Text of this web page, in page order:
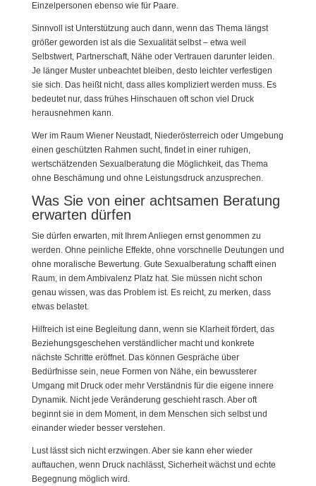
Einzelpersonen ebenso wie für Paare.
Sinnvoll ist Unterstützung auch dann, wenn das Thema längst
größer geworden ist als die Sexualität selbst – etwa weil
Selbstwert, Partnerschaft, Nähe oder Vertrauen darunter leiden.
Je länger Muster unbeachtet bleiben, desto leichter verfestigen
sie sich. Das heißt nicht, dass alles kompliziert werden muss. Es
bedeutet nur, dass frühes Hinschauen oft schon viel Druck
herausnehmen kann.
Wer im Raum Wiener Neustadt, Niederösterreich oder Umgebung
einen geschützten Rahmen sucht, findet in einer ruhigen,
wertschätzenden Sexualberatung die Möglichkeit, das Thema
ohne Beschämung und ohne Leistungsdruck anzusprechen.
Was Sie von einer achtsamen Beratung
erwarten dürfen
Sie dürfen erwarten, mit Ihrem Anliegen ernst genommen zu
werden. Ohne peinliche Effekte, ohne vorschnelle Deutungen und
ohne moralische Bewertung. Gute Sexualberatung schafft einen
Raum, in dem Ambivalenz Platz hat. Sie müssen nicht schon
genau wissen, was das Problem ist. Es reicht, zu merken, dass
etwas belastet.
Hilfreich ist eine Begleitung dann, wenn sie Klarheit fördert, das
Beziehungsgeschehen verständlicher macht und konkrete
nächste Schritte eröffnet. Das können Gespräche über
Bedürfnisse sein, neue Formen von Nähe, ein bewussterer
Umgang mit Druck oder mehr Verständnis für die eigene innere
Dynamik. Nicht jede Veränderung geschieht rasch. Aber oft
beginnt sie in dem Moment, in dem Menschen sich selbst und
einander wieder besser verstehen.
Lust lässt sich nicht erzwingen. Aber sie kann eher wieder
auftauchen, wenn Druck nachlässt, Sicherheit wächst und echte
Begegnung möglich wird.